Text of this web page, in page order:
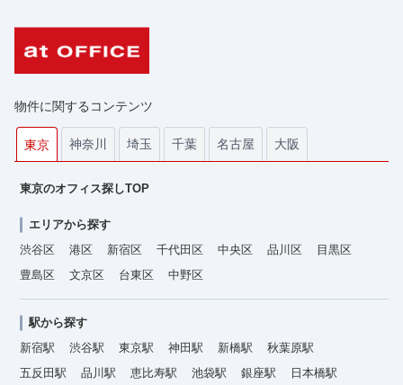
物件に関するコンテンツ
東京 神奈川 埼玉 千葉 名古屋 大阪
東京のオフィス探しTOP
エリアから探す
渋谷区
港区 新宿区 千代田区 中央区 品川区
目黒区
豊島区
文京区 台東区 中野区
駅から探す
新宿駅
渋谷駅 東京駅 神田駅 新橋駅
秋葉原駅
五反田駅
品川駅 恵比寿駅 池袋駅 銀座駅
日本橋駅